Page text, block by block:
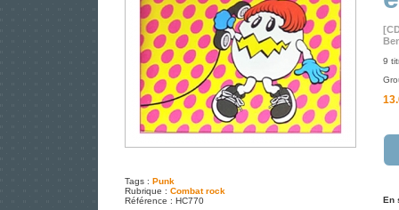
Tags : Punk
Rubrique : Combat rock
Référence : HC770
9
En